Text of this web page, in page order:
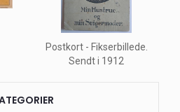
Postkort - Fikserbillede.
Sendt i 1912